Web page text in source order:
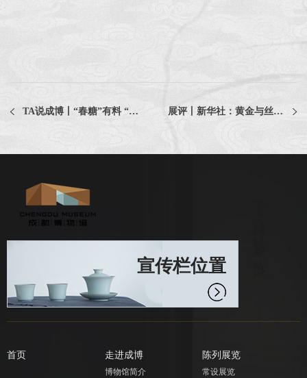
TA说成博丨“春糖”有料 “蓉酒”飘香 展评丨新华社：黄金与丝绸织就的丝路文明经纬
宣传栏位置
首页 走进成博
博物馆简介
陈列展览
常设展览